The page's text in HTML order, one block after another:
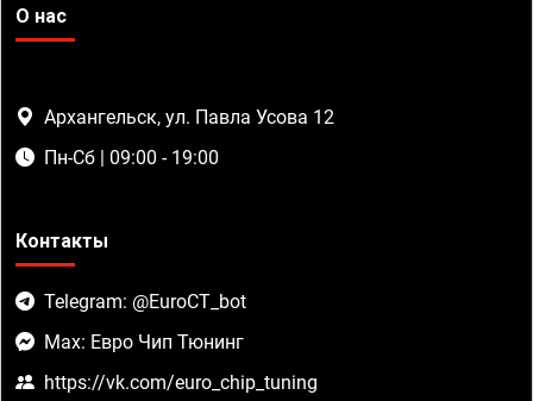
О нас
Архангельск, ул. Павла Усова 12
Пн-Сб | 09:00 - 19:00
Контакты
Telegram: @EuroCT_bot
Max: Евро Чип Тюнинг
https://vk.com/euro_chip_tuning